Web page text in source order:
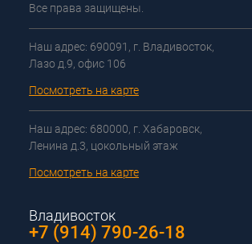
Все права защищены.
Наш адрес: 690091, г. Владивосток,
Лазо д.9, офис 106
Посмотреть на карте
Наш адрес: 680000, г. Хабаровск,
Ленина д.3, цокольный этаж
Посмотреть на карте
Владивосток
+7 (914) 790-26-18